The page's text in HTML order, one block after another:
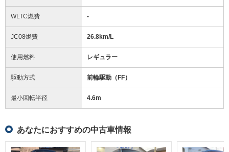
WLTC燃費 -
JC08燃費 26.8km/L
使用燃料 レギュラー
駆動方式 前輪駆動（FF）
最小回転半径 4.6m
あなたにおすすめの中古車情報